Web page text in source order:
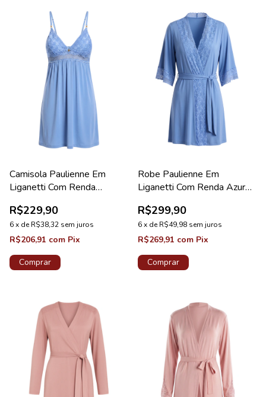
Camisola Paulienne Em
Liganetti Com Renda
R$229,90
6x deR$38,32 sem juros
R$206,91 com Pix
Comprar
Robe Paulienne Em
Liganetti Com Renda Azure
R$299,90
6x deR$49,98 sem juros
R$269,91 com Pix
Comprar